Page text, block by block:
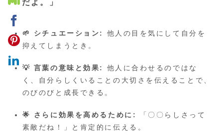
だよ。」
🌱 シチュエーション:
他人の目を気にして自分を
抑えてしまうとき。
💡 言葉の意味と効果:
他人に合わせるのではな
く、自分らしくいることの大切さを伝えることで、
のびのびと成長できる。
🌟 さらに効果を高めるために:
「〇〇らしさって
素敵だね！」と肯定的に伝える。